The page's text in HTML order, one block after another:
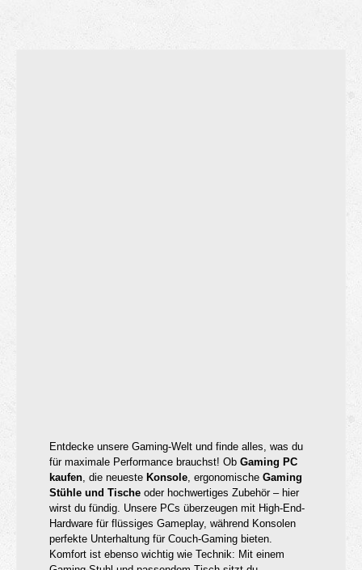
Entdecke unsere Gaming-Welt und finde alles, was du
für maximale Performance brauchst! Ob Gaming PC
kaufen , die neueste Konsole , ergonomische Gaming
Stühle und Tische oder hochwertiges Zubehör – hier
wirst du fündig. Unsere PCs überzeugen mit High-End-
Hardware für flüssiges Gameplay, während Konsolen
perfekte Unterhaltung für Couch-Gaming bieten.
Komfort ist ebenso wichtig wie Technik: Mit einem